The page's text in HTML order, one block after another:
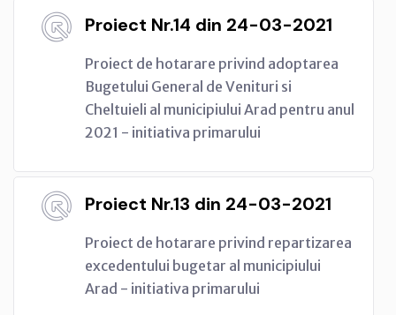
Proiect Nr.14 din 24-03-2021
Proiect de hotarare privind adoptarea
Bugetului General de Venituri si
Cheltuieli al municipiului Arad pentru anul
2021 - initiativa primarului
Proiect Nr.13 din 24-03-2021
Proiect de hotarare privind repartizarea
excedentului bugetar al municipiului
Arad - initiativa primarului